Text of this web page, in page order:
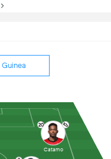
Guinea
20
Catamo